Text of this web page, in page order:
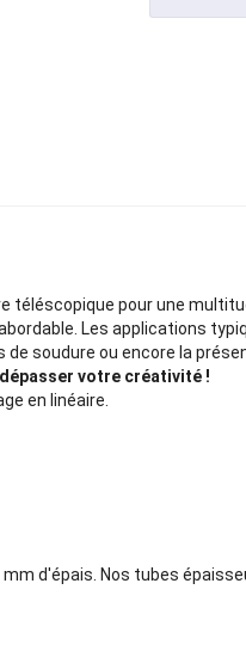
téléscopique pour une
Les applications
soudure ou encore la
votre créativité !
en linéaire.
d'épais. Nos tubes